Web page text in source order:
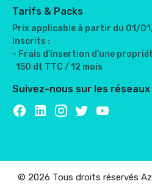
Tarifs & Packs
Prix applicable à partir du 01/
inscrits :
- Frais d’insertion d’une
150 dt TTC / 12 mois
Suivez-nous sur les
© 2026 Tous droits réservés